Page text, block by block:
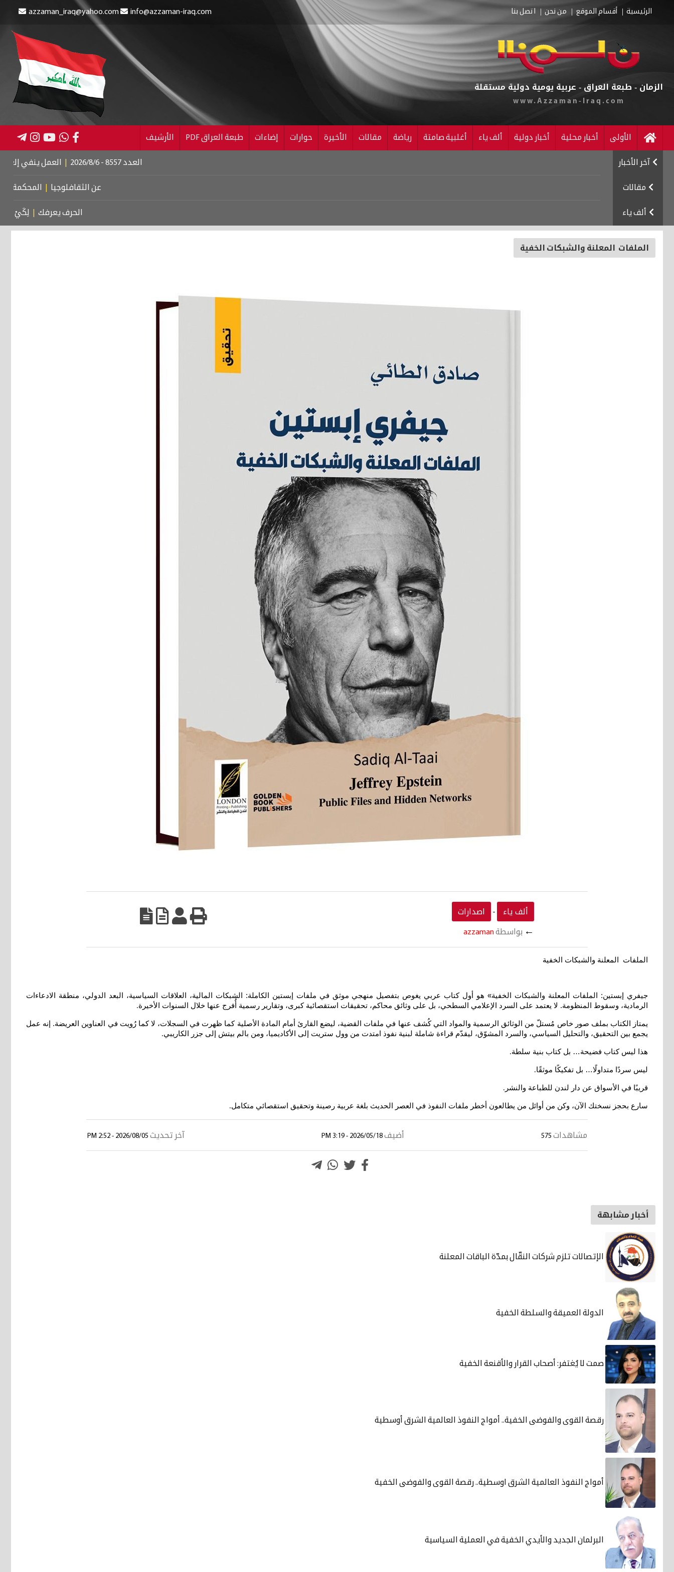
الرئيسية أقسام الموقع من نحن اتصل بنا azzaman_iraq@yahoo.com info@azzaman-iraq.com
الزمان - طبعة العراق - عربية يومية دولية مستقلة
www.Azzaman-Iraq.com
الأولى أخبار محلية أخبار دولية ألف ياء أغلبية صامتة رياضة مقالات الأخيرة حوارات إضاءات طبعة العراق PDF الأرشيف
آخر الأخبار | العمل ينفي إلغاء الإعانة عن
مقالات عن الثقافلوجيا | المحكمة الجنائية
ألف ياء الحرف يعرفك | لِكَيْ أُبَالِغَ فِي
الملفات المعلنة والشبكات الخفية
ألف ياء - اصدارات
← بواسطة azzaman
الملفات المعلنة والشبكات الخفية
جيفري إبستين: الملفات المعلنة والشبكات الخفية» هو أول كتاب عربي يغوص بتفصيل منهجي موثق في ملفات إبستين الكاملة: الشبكات المالية، العلاقات السياسية، البعد الدولي، منطقة الادعاءات
الرمادية، وسقوط المنظومة. لا يعتمد على السرد الإعلامي السطحي، بل على وثائق محاكم، تحقيقات استقصائية كبرى، وتقارير رسمية أُفرج عنها خلال السنوات الأخيرة.
يمتاز الكتاب بملف صور خاص مُستلّ من الوثائق الرسمية والمواد التي كُشف عنها في ملفات القضية، ليضع القارئ أمام المادة الأصلية كما ظهرت في السجلات، لا كما رُويت في العناوين العريضة. إنه عمل
يجمع بين التحقيق، والتحليل السياسي، والسرد المشوّق، ليقدّم قراءة شاملة لبنية نفوذ امتدت من وول ستريت إلى الأكاديميا، ومن بالم بيتش إلى جزر الكاريبي.
هذا ليس كتاب فضيحة… بل كتاب بنية سلطة.
ليس سردًا متداولًا… بل تفكيكًا موثقًا.
قريبًا في الأسواق عن دار لندن للطباعة والنشر .
سارع بحجز نسختك الآن، وكن من أوائل من يطالعون أخطر ملفات النفوذ في العصر الحديث بلغة عربية رصينة وتحقيق استقصائي متكامل.
مشاهدات 575 أضيف 2026/05/18 - 3:19 PM آخر تحديث 2026/08/05 - 2:52 PM
أخبار مشابهة
الإتصالات تلزم شركات النقّال بمدّة الباقات المعلنة
الدولة العميقة والسلطة الخفية
صمت لا يُغتفر: أصحاب القرار والأقنعة الخفية
رقصة القوى والفوضى الخفية.. أمواج النفوذ العالمية الشرق أوسطية
أمواج النفوذ العالمية الشرق اوسطية.. رقصة القوى والفوضى الخفية
البرلمان الجديد والأيدي الخفية في العملية السياسية